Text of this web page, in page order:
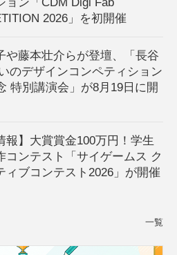
2026」を初開催
や藤本壮介らが登壇、「長谷
のデザインコンペティション
特別講演会」が8月19日に開
報】大賞賞金100万円！学生
コンテスト「サイゲームス ク
ィブコンテスト2026」が開催
一覧